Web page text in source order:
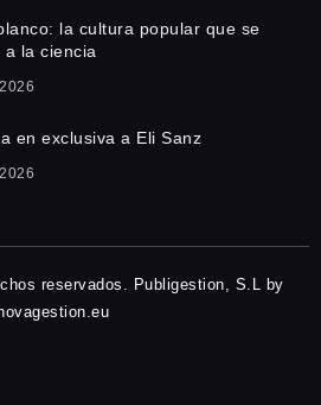
la cultura popular que se
la ciencia
en exclusiva a Eli Sanz
reservados. Publigestion, S.L by